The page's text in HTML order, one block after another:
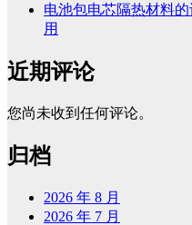
电池包电芯隔热材料
用
近期评论
您尚未收到任何评论。
归档
2026 年 8 月
2026 年 7 月